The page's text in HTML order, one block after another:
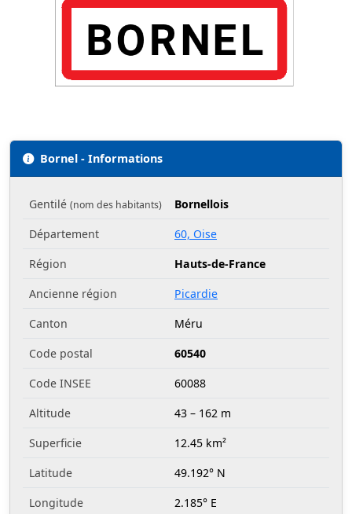
Bornel - Informations
Gentilé (nom des habitants)
Bornellois
Département
60, Oise
Région
Hauts-de-France
Ancienne région
Picardie
Canton
Méru
Code postal
60540
Code INSEE
60088
Altitude
43 – 162 m
Superficie
12.45 km²
Latitude
49.192° N
Longitude
2.185° E